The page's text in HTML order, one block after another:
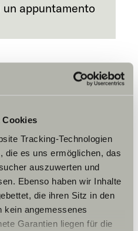
Cookies
Tracking-Technologien
die es uns ermöglichen, das
auszuwerten und
Ebenso haben wir Inhalte
die ihren Sitz in den
kein angemessenes
Garantien liegen für die
un appuntamento
il contenuto,
marketing.
Cookie